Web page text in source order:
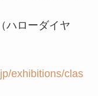
ハローダイヤ
exhibitions/clas